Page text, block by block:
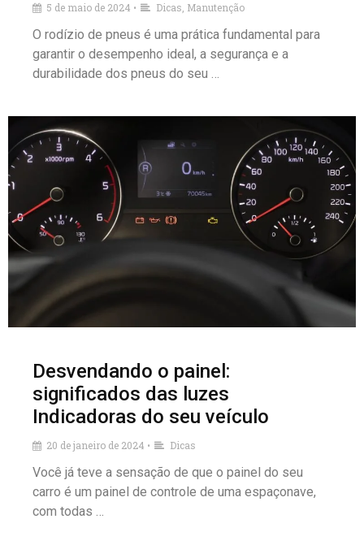
5 de maio de 2024 • Dicas Manutenção
O rodízio de pneus é uma prática fundamental para
garantir o desempenho ideal, a segurança e a
durabilidade dos pneus do seu …
Desvendando o painel:
significados das luzes
Indicadoras do seu veículo
20 de janeiro de 2024 • Dicas
Você já teve a sensação de que o painel do seu
carro é um painel de controle de uma espaçonave,
com todas …